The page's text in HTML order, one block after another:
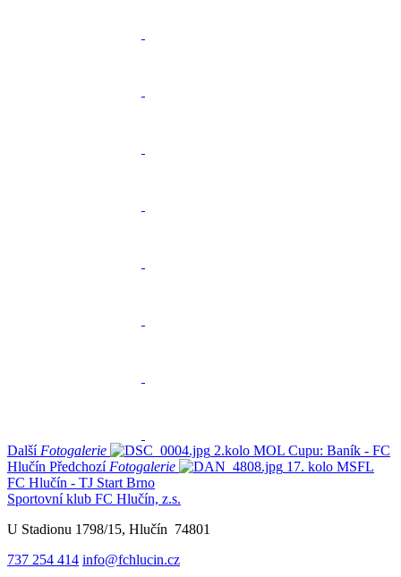
Další Fotogalerie
2.kolo MOL Cupu: Baník - FC
Hlučín Předchozí Fotogalerie
17. kolo MSFL
FC Hlučín - TJ Start Brno
Sportovní klub FC Hlučín, z.s.
U Stadionu 1798/15, Hlučín 74801
737 254 414 info@fchlucin.cz